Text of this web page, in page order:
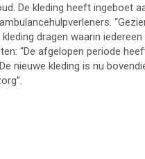
De kleding heeft ingeboet
dragen waarin
“De afgelopen periode
nieuwe kleding is nu